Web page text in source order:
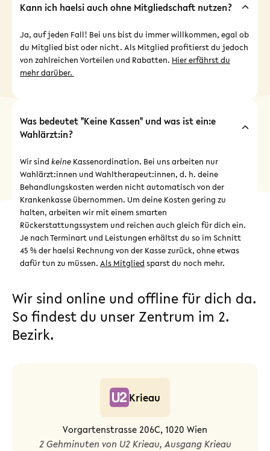
Kann ich haelsi auch ohne Mitgliedschaft nutzen?
Ja, auf jeden Fall! Bei uns bist du immer willkommen, egal ob
du Mitglied bist oder nicht. Als Mitglied profitierst du jedoch
von zahlreichen Vorteilen und Rabatten. Hier erfährst du
mehr darüber.
Was bedeutet "Keine Kassen" und was ist ein:e
Wahlärzt:in?
Wir sind keine Kassenordination. Bei uns arbeiten nur
Wahlärzt:innen und Wahltherapeut:innen, d. h. deine
Behandlungskosten werden nicht automatisch von der
Krankenkasse übernommen. Um deine Kosten gering zu
halten, arbeiten wir mit einem smarten
Rückerstattungssystem und reichen auch gleich für dich ein.
Je nach Terminart und Leistungen erhältst du so im Schnitt
45 % der haelsi Rechnung von der Kasse zurück, ohne etwas
dafür tun zu müssen. Als Mitglied sparst du noch mehr.
Wir sind online und offline für dich da.
So findest du unser Zentrum im 2.
Bezirk.
Krieau
Vorgartenstrasse 206C, 1020 Wien
2 Gehminuten von U2 Krieau, Ausgang Krieau